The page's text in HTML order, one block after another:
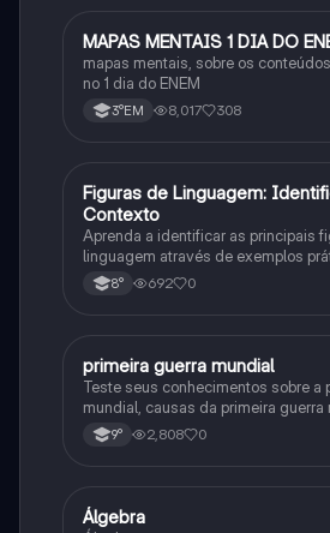
Português
MAPAS MENTAIS 1 DIA DO
mapas mentais, sobre os
no 1 dia do ENEM
3°EM 8,017 308
FPortuguês
Figuras de Linguagem:
Contexto
Aprenda a identificar as principais
linguagem através de exemplos
8° 692 0
História
primeira guerra mundial
Teste seus conhecimentos sobre a
mundial, causas da primeira guerra
consequências da Primeira Guerra
primeira guerra mundial
9° 2,808 0
Matematica
Álgebra